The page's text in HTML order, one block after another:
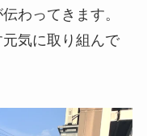
わってきます。
気に取り組んで